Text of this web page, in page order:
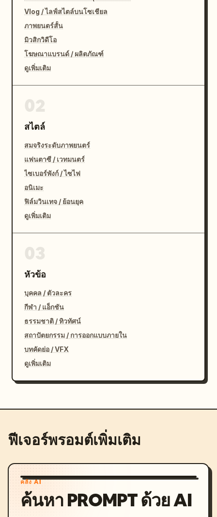
Vlog / ไลฟ์สไตล์บนโซเชียล
ภาพยนตร์สั้น
มิวสิกวิดีโอ
โฆษณาแบรนด์ / ผลิตภัณฑ์
ดูเพิ่มเติม
สไตล์
สมจริงระดับภาพยนตร์
แฟนตาซี / เวทมนตร์
ไซเบอร์พังก์ / ไซไฟ
อนิเมะ
ฟิล์มวินเทจ / ย้อนยุค
ดูเพิ่มเติม
หัวข้อ
บุคคล / ตัวละคร
กีฬา / แอ็กชัน
ธรรมชาติ / ทิวทัศน์
สถาปัตยกรรม / การออกแบบภายใน
บทคัดย่อ / VFX
ดูเพิ่มเติม
ฟีเจอร์พรอมต์เพิ่มเติม
คลัง AI
ค้นหา PROMPT ด้วย AI